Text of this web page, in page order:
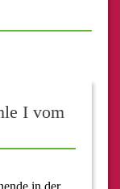
I vom
in der